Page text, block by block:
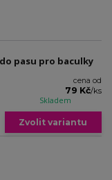
pasu pro baculky
cena od
79 Kč/ks
Skladem
Zvolit variantu